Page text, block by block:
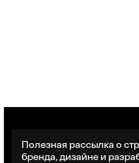
Полезная рассылка о
бренда, дизайне и